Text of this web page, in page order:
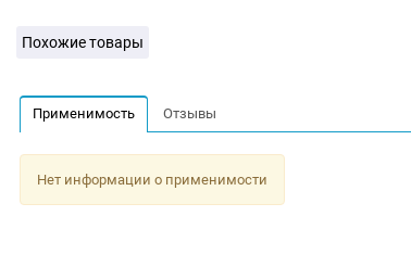
Похожие товары
Применимость Отзывы
Нет информации о применимости